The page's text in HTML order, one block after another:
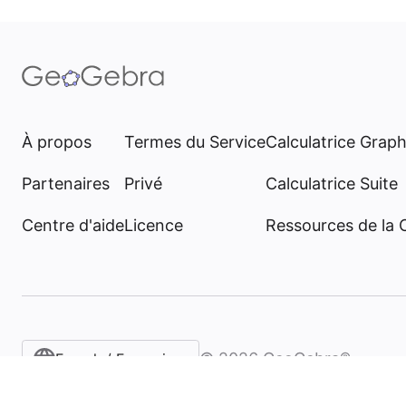
À propos
Partenaires
Centre d'aide
Termes du Service
Privé
Licence
Calculatrice
Calculatrice Suite
Ressources de la
French / Français‎ © 2026 GeoGebra®